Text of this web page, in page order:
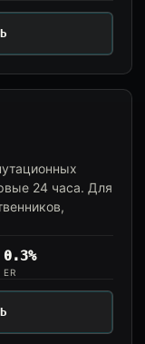
24 часа. Для
0.3%
ER